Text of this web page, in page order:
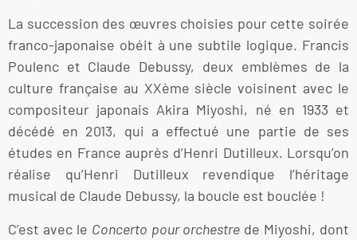
La succession des œuvres choisies pour cette soirée
franco-japonaise obéit à une subtile logique. Francis
Poulenc et Claude Debussy, deux emblèmes de la
culture française au XXème siècle voisinent avec le
compositeur japonais Akira Miyoshi, né en 1933 et
décédé en 2013, qui a effectué une partie de ses
études en France auprès d’Henri Dutilleux. Lorsqu’on
réalise qu’Henri Dutilleux revendique l’héritage
musical de Claude Debussy, la boucle est bouclée !
C’est avec le Concerto pour orchestrede Miyoshi, dont